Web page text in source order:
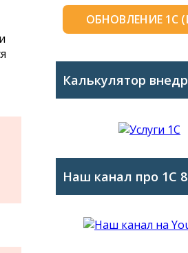
ОБНОВЛЕНИЕ 1С
Калькулятор
Наш канал про 1С